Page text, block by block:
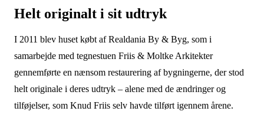
Helt originalt i sit udtryk
I 2011 blev huset købt af Realdania By & Byg, som i
samarbejde med tegnestuen Friis & Moltke Arkitekter
gennemførte en nænsom restaurering af bygningerne, der stod
helt originale i deres udtryk – alene med de ændringer og
tilføjelser, som Knud Friis selv havde tilført igennem årene.